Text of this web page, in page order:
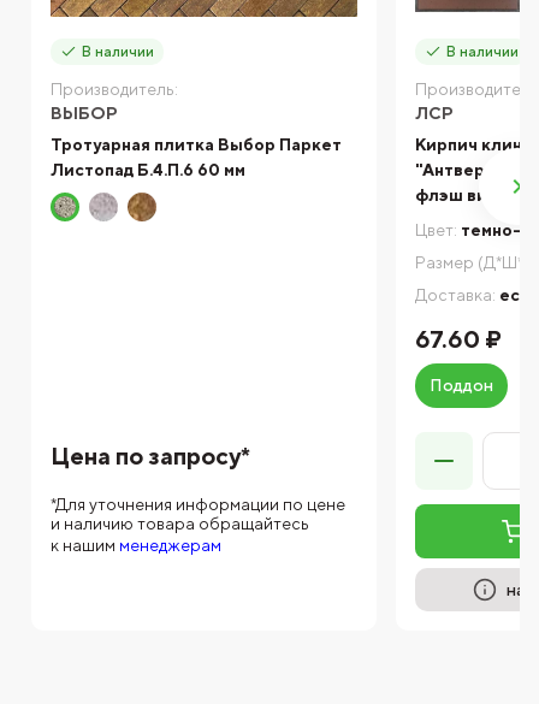
В наличии
Производитель:
ВЫБОР
Тротуарная плитка Выбор Паркет
Листопад Б.4.П.6 60 мм
Цена по запросу*
*Для уточнения информации по цене
и наличию товара обращайтесь
к нашим менеджерам
В наличии
ЛСР
Кирпич
"Антверпен"
флэш винтаж
Цвет: темно-
Размер
Доставка: есть
67.60 ₽
Поддон
на